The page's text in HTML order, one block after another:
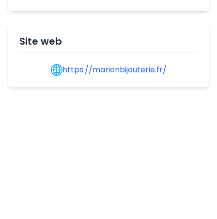
Site web
https://marionbijouterie.fr/